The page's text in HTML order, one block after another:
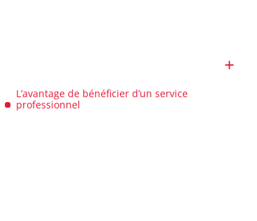
L’avantage de bénéficier d’un service
professionnel